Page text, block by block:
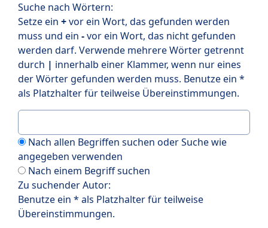
Suche nach Wörtern:
Setze ein +vor ein Wort, das gefunden werden
muss und ein -vor ein Wort, das nicht gefunden
werden darf. Verwende mehrere Wörter getrennt
durch | innerhalb einer Klammer, wenn nur eines
der Wörter gefunden werden muss. Benutze ein *
als Platzhalter für teilweise Übereinstimmungen.
Nach allen Begriffen suchen oder Suche wie
angegeben verwenden
Nach einem Begriff suchen
Zu suchender Autor:
Benutze ein * als Platzhalter für teilweise
Übereinstimmungen.